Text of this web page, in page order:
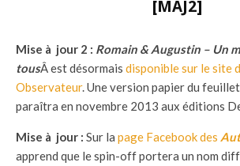
[MAJ2]
Mise à jour 2 : Romain & Augustin – Un
tousÂ est désormais disponible sur le site
Observateur. Une version papier du
paraîtra en novembre 2013 aux éditions
Mise à jour : Sur la page Facebook des
apprend que le spin-off portera un nom